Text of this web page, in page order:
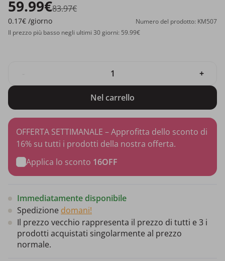
59.99€83.97€
0.17€ /giorno
Numero del prodotto: KM507
Il prezzo più basso negli ultimi 30 giorni: 59.99€
+
Nel carrello
OFFERTA SETTIMANALE – Approfitta dello sconto di
16% su tutti i prodotti della nostra offerta.
Applica lo sconto 16OFF
Immediatamente disponibile
Spedizione domani!
Il prezzo vecchio rappresenta il prezzo di tutti e 3 i
prodotti acquistati singolarmente al prezzo
normale.